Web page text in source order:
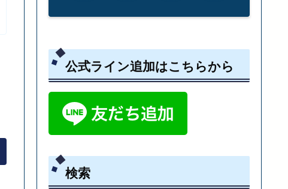
公式ライン追加はこちらから
検索